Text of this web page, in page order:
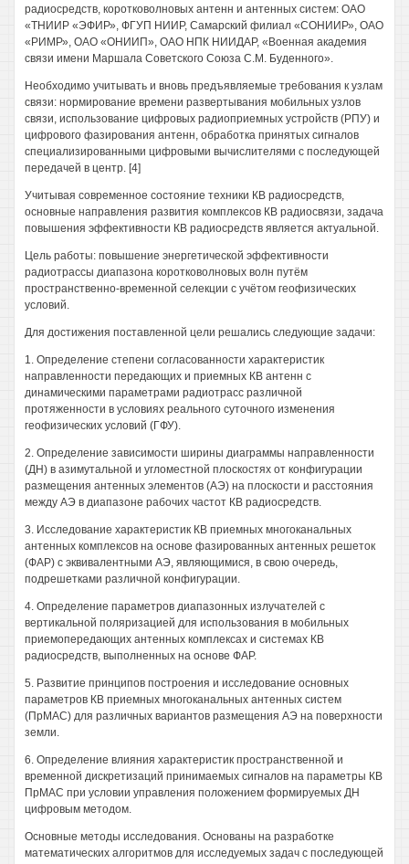
радиосредств, коротковолновых антенн и антенных систем: ОАО
«ТНИИР «ЭФИР», ФГУП НИИР, Самарский филиал «СОНИИР», ОАО
«РИМР», ОАО «ОНИИП», ОАО НПК НИИДАР, «Военная академия
связи имени Маршала Советского Союза С.М. Буденного».
Необходимо учитывать и вновь предъявляемые требования к узлам
связи: нормирование времени развертывания мобильных узлов
связи, использование цифровых радиоприемных устройств (РПУ) и
цифрового фазирования антенн, обработка принятых сигналов
специализированными цифровыми вычислителями с последующей
передачей в центр. [4]
Учитывая современное состояние техники КВ радиосредств,
основные направления развития комплексов КВ радиосвязи, задача
повышения эффективности КВ радиосредств является актуальной.
Цель работы: повышение энергетической эффективности
радиотрассы диапазона коротковолновых волн путём
пространственно-временной селекции с учётом геофизических
условий.
Для достижения поставленной цели решались следующие задачи:
1. Определение степени согласованности характеристик
направленности передающих и приемных КВ антенн с
динамическими параметрами радиотрасс различной
протяженности в условиях реального суточного изменения
геофизических условий (ГФУ).
2. Определение зависимости ширины диаграммы направленности
(ДН) в азимутальной и угломестной плоскостях от конфигурации
размещения антенных элементов (АЭ) на плоскости и расстояния
между АЭ в диапазоне рабочих частот КВ радиосредств.
3. Исследование характеристик КВ приемных многоканальных
антенных комплексов на основе фазированных антенных решеток
(ФАР) с эквивалентными АЭ, являющимися, в свою очередь,
подрешетками различной конфигурации.
4. Определение параметров диапазонных излучателей с
вертикальной поляризацией для использования в мобильных
приемопередающих антенных комплексах и системах КВ
радиосредств, выполненных на основе ФАР.
5. Развитие принципов построения и исследование основных
параметров КВ приемных многоканальных антенных систем
(ПрМАС) для различных вариантов размещения АЭ на поверхности
земли.
6. Определение влияния характеристик пространственной и
временной дискретизаций принимаемых сигналов на параметры КВ
ПрМАС при условии управления положением формируемых ДН
цифровым методом.
Основные методы исследования. Основаны на разработке
математических алгоритмов для исследуемых задач с последующей